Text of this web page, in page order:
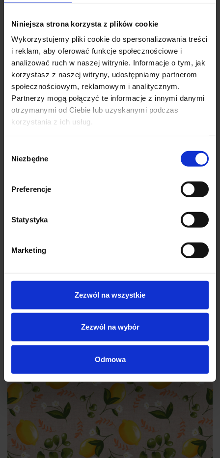
Niniejsza strona korzysta z plików cookie
Wykorzystujemy pliki cookie do spersonalizowania treści
i reklam, aby oferować funkcje społecznościowe i
analizować ruch w naszej witrynie. Informacje o tym, jak
korzystasz z naszej witryny, udostępniamy partnerom
społecznościowym, reklamowym i analitycznym.
Partnerzy mogą połączyć te informacje z innymi danymi
otrzymanymi od Ciebie lub uzyskanymi podczas
korzystania z ich usług.
zgody
Niezbędne
Preferencje
Statystyka
Marketing
Zezwól na wszystkie
Zezwól na wybór
Odmowa